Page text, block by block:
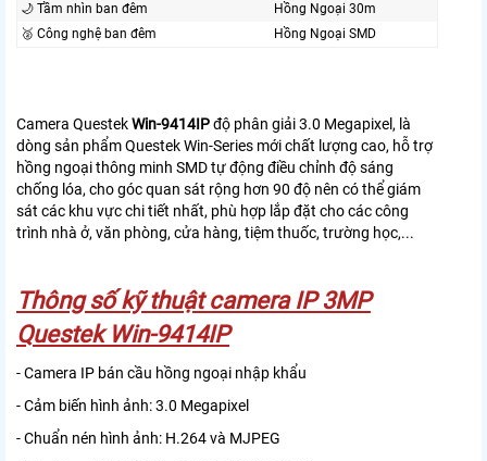
🌙 Tầm nhìn ban đêm
Hồng Ngoại 30m
🥈️ Công nghệ ban đêm
Hồng Ngoại SMD
Camera QuestekWin-9414IPđộ phân giải 3.0 Megapixel, là
dòng sản phẩm Questek Win-Series mới chất lượng cao, hỗ trợ
hồng ngoại thông minh SMD tự động điều chỉnh độ sáng
chống lóa, cho góc quan sát rộng hơn 90 độ nên có thể giám
sát các khu vực chi tiết nhất, phù hợp lắp đặt cho các công
trình nhà ở, văn phòng, cửa hàng, tiệm thuốc, trường học,...
Thông số kỹ thuật camera IP 3MP
Questek Win-9414IP
- Camera IP bán cầu hồng ngoại nhập khẩu
- Cảm biến hình ảnh: 3.0 Megapixel
- Chuẩn nén hình ảnh: H.264 và MJPEG